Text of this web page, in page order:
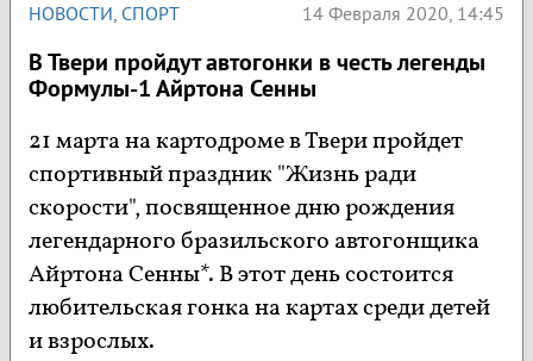
НОВОСТИ, СПОРТ 14 Февраля 2020, 14:45
В Твери пройдут автогонки в честь легенды
Формулы-1 Айртона Сенны
21 марта на картодроме в Твери пройдет
спортивный праздник "Жизнь ради
скорости", посвященное дню рождения
легендарного бразильского автогонщика
Айртона Сенны*. В этот день состоится
любительская гонка на картах среди детей
и взрослых.